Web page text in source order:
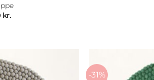
kr.Prisinterval:
-31%